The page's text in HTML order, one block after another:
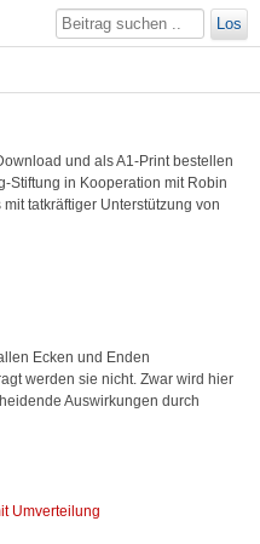
Los
und als A1-Print bestellen
Stiftung in Kooperation mit Robin
tatkräftiger Unterstützung von
Ecken und Enden
werden sie nicht. Zwar wird hier
Auswirkungen durch
Umverteilung